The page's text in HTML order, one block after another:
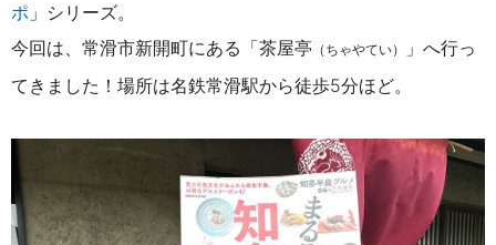
ポ 」シリーズ。
今回は、常滑市新開町にある「茶屋亭 （ちゃやてい）
」へ行っ
てきました！ 場所は名鉄常滑駅から徒歩5分ほど。